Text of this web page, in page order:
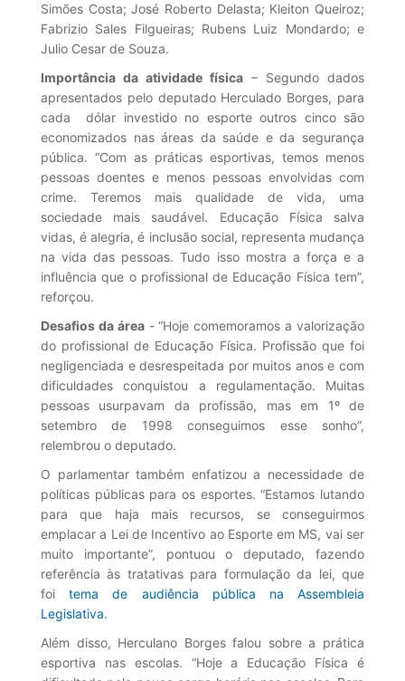
Simões Costa; José Roberto Delasta; Kleiton Queiroz;
Fabrizio Sales Filgueiras; Rubens Luiz Mondardo; e
Julio Cesar de Souza.
Importância da atividade física – Segundo dados
apresentados pelo deputado Herculado Borges, para
cada dólar investido no esporte outros cinco são
economizados nas áreas da saúde e da segurança
pública. “Com as práticas esportivas, temos menos
pessoas doentes e menos pessoas envolvidas com
crime. Teremos mais qualidade de vida, uma
sociedade mais saudável. Educação Física salva
vidas, é alegria, é inclusão social, representa mudança
na vida das pessoas. Tudo isso mostra a força e a
influência que o profissional de Educação Física tem”,
reforçou.
Desafios da área- “Hoje comemoramos a valorização
do profissional de Educação Física. Profissão que foi
negligenciada e desrespeitada por muitos anos e com
dificuldades conquistou a regulamentação. Muitas
pessoas usurpavam da profissão, mas em 1º de
setembro de 1998 conseguimos esse sonho”,
relembrou o deputado.
O parlamentar também enfatizou a necessidade de
políticas públicas para os esportes. “Estamos lutando
para que haja mais recursos, se conseguirmos
emplacar a Lei de Incentivo ao Esporte em MS, vai ser
muito importante”, pontuou o deputado, fazendo
referência às tratativas para formulação da lei, que
foitema de audiência pública na Assembleia
Legislativa.
Além disso, Herculano Borges falou sobre a prática
esportiva nas escolas. “Hoje a Educação Física é